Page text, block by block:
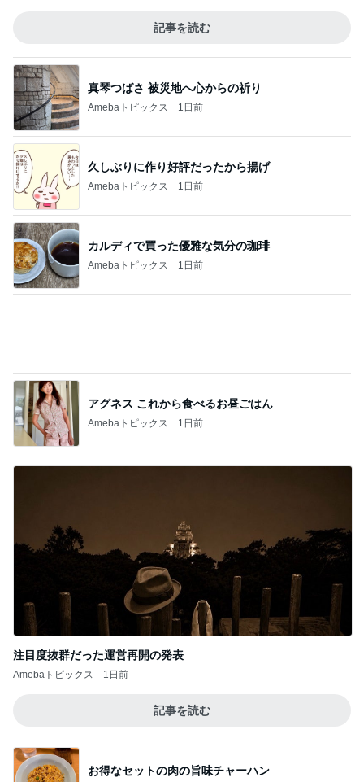
記事を読む
真琴つばさ 被災地へ心からの祈り
Amebaトピックス 1日前
久しぶりに作り好評だったから揚げ
Amebaトピックス 1日前
カルディで買った優雅な気分の珈琲
Amebaトピックス 1日前
アグネス これから食べるお昼ごはん
Amebaトピックス 1日前
注目度抜群だった運営再開の発表
Amebaトピックス 1日前
記事を読む
お得なセットの肉の旨味チャーハン